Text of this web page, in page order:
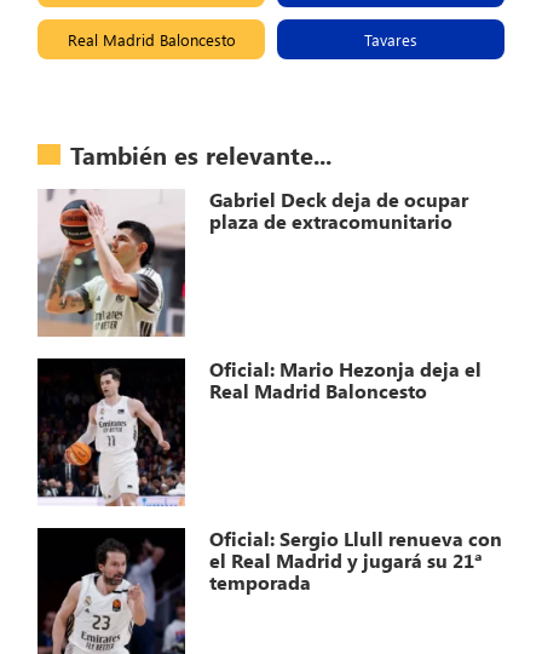
Real Madrid Baloncesto Tavares
También es relevante...
Gabriel Deck deja de ocupar
plaza de extracomunitario
Oficial: Mario Hezonja deja el
Real Madrid Baloncesto
Oficial: Sergio Llull renueva con
el Real Madrid y jugará su 21ª
temporada